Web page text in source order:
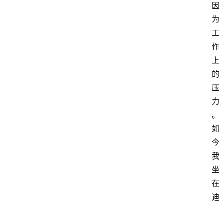
因
为
工
作
上
的
压
力
。
如
今
我
坐
在
迪